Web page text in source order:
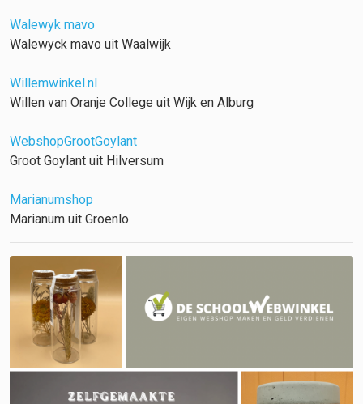
Walewyk mavo
Walewyck mavo uit Waalwijk
Willemwinkel.nl
Willen van Oranje College uit Wijk en Alburg
WebshopGrootGoylant
Groot Goylant uit Hilversum
Marianumshop
Marianum uit Groenlo